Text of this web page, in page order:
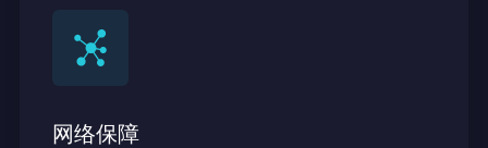
网络保障